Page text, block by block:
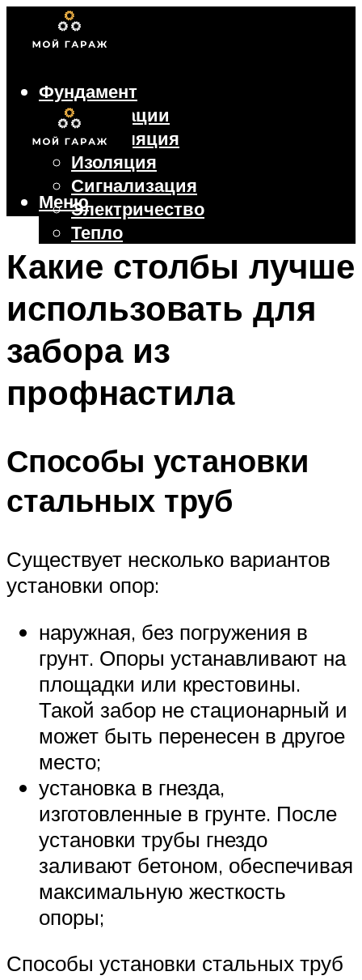
Фундамент
Коммуникации
Вентиляция
Изоляция
Сигнализация
Электричество
Тепло
Крыша
Ворота
Меню
Меню
Какие столбы лучше
использовать для
забора из
профнастила
Способы установки
стальных труб
Существует несколько вариантов
установки опор:
наружная, без погружения в
грунт. Опоры устанавливают на
площадки или крестовины.
Такой забор не стационарный и
может быть перенесен в другое
место;
установка в гнезда,
изготовленные в грунте. После
установки трубы гнездо
заливают бетоном, обеспечивая
максимальную жесткость
опоры;
Способы установки стальных труб